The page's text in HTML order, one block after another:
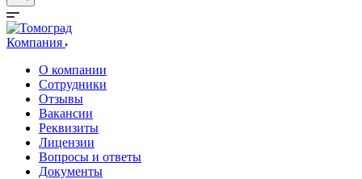
Компания
О компании
Сотрудники
Отзывы
Вакансии
Реквизиты
Лицензии
Вопросы и ответы
Документы